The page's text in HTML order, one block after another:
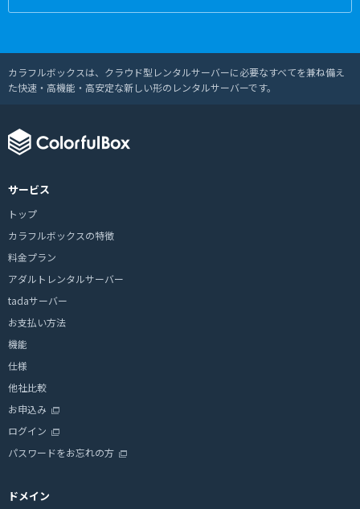
カラフルボックスは、クラウド型レンタルサーバーに必要なすべてを兼ね備え
た快速・高機能・高安定な新しい形のレンタルサーバーです。
サービス
トップ
カラフルボックスの特徴
料金プラン
アダルトレンタルサーバー
tadaサーバー
お支払い方法
機能
仕様
他社比較
お申込み
ログイン
パスワードをお忘れの方
ドメイン